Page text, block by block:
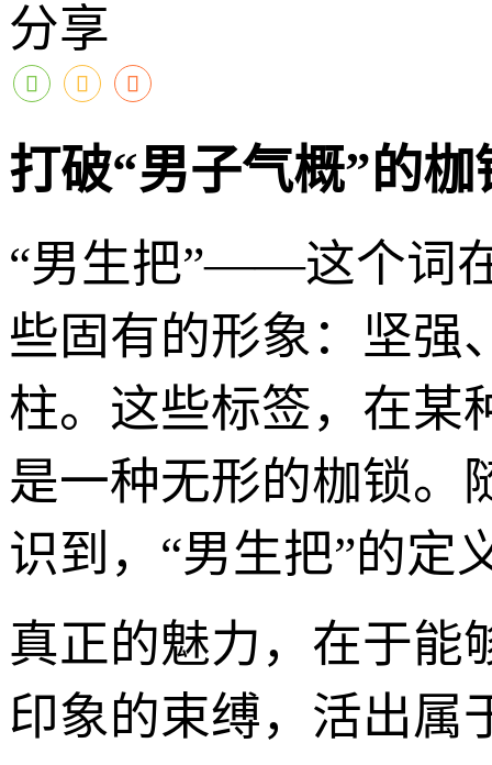
分享
打破“男子气概”的
“男生把”——这个词
些固有的形象：坚强
柱。这些标签，在某
是一种无形的枷锁。
识到，“男生把”的定
真正的魅力，在于能
印象的束缚，活出属